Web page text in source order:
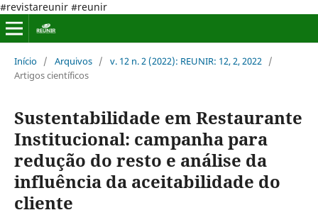
#revistareunir #reunir
Início / Arquivos / v. 12 n. 2 (2022): REUNIR: 12, 2, 2022 /
Artigos científicos
Sustentabilidade em Restaurante
Institucional: campanha para
redução do resto e análise da
influência da aceitabilidade do
cliente